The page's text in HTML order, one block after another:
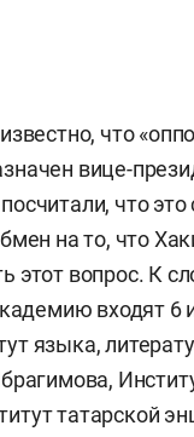
что
вице-
что это
на то, что
этот вопрос. К
входят 6
языка,
татарской